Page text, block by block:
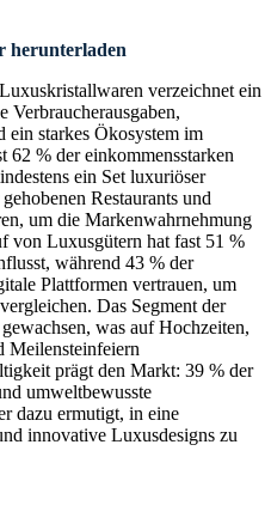
herunterladen
verzeichnet ein
Verbraucherausgaben,
ein starkes Ökosystem im
62 % der einkommensstarken
ein Set luxuriöser
Restaurants und
um die Markenwahrnehmung
von Luxusgütern hat fast 51 %
während 43 % der
Plattformen vertrauen, um
Das Segment der
was auf Hochzeiten,
Meilensteinfeiern
prägt den Markt: 39 % der
umweltbewusste
dazu ermutigt, in eine
innovative Luxusdesigns zu